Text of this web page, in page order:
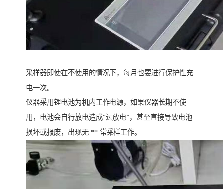
采样器即使在不使用的情况下，每月也要进行保护性充
电一次。
仪器采用锂电池为机内工作电源，如果仪器长期不使
用，电池会自行放电造成“过放电”，甚至直接导致电池
损坏或报废，出现无 ** 常采样工作。